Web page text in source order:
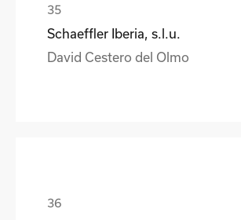
Schaeffler Iberia, s.l.u.
David Cestero del Olmo